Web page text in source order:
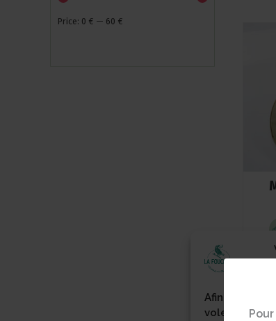
Afin de vous
volet. Le fait
Price: 0 € — 60 €